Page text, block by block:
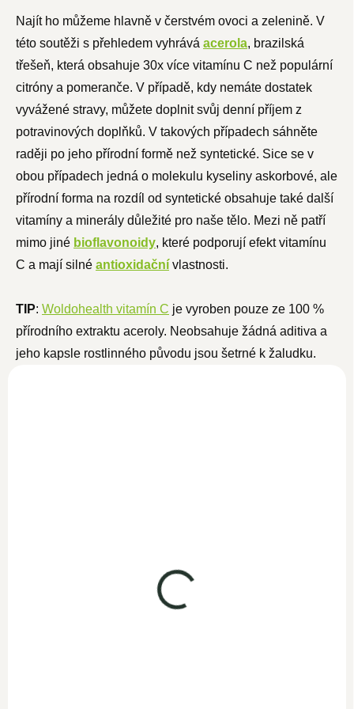
Najít ho můžeme hlavně v čerstvém ovoci a zelenině. V
této soutěži s přehledem vyhrává acerola, brazilská
třešeň, která obsahuje 30x více vitamínu C než populární
citróny a pomeranče. V případě, kdy nemáte dostatek
vyvážené stravy, můžete doplnit svůj denní příjem z
potravinových doplňků. V takových případech sáhněte
raději po jeho přírodní formě než syntetické. Sice se v
obou případech jedná o molekulu kyseliny askorbové, ale
přírodní forma na rozdíl od syntetické obsahuje také další
vitamíny a minerály důležité pro naše tělo. Mezi ně patří
mimo jiné bioflavonoidy, které podporují efekt vitamínu
C a mají silné antioxidační vlastnosti.
TIP: Woldohealth vitamín C je vyroben pouze ze 100 %
přírodního extraktu aceroly. Neobsahuje žádná aditiva a
jeho kapsle rostlinného původu jsou šetrné k žaludku.